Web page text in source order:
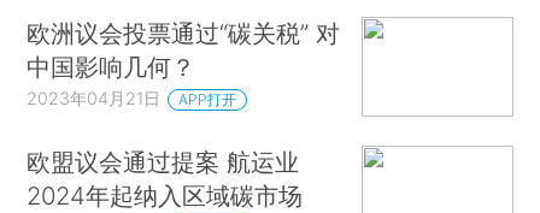
欧洲议会投票通过“碳关税” 对
中国影响几何？
2023年04月21日 APP打开
欧盟议会通过提案 航运业
2024年起纳入区域碳市场